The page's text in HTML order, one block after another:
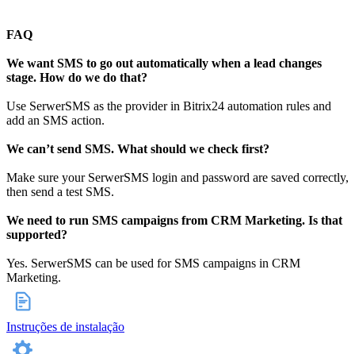
FAQ
We want SMS to go out automatically when a lead changes
stage. How do we do that?
Use SerwerSMS as the provider in Bitrix24 automation rules and
add an SMS action.
We can’t send SMS. What should we check first?
Make sure your SerwerSMS login and password are saved correctly,
then send a test SMS.
We need to run SMS campaigns from CRM Marketing. Is that
supported?
Yes. SerwerSMS can be used for SMS campaigns in CRM
Marketing.
Instruções de instalação